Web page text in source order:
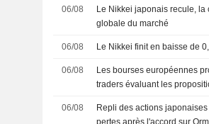
06/08
Le Nikkei japonais recule,
globale du marché
06/08 Le Nikkei finit en baisse de
06/08
Les bourses européennes
traders évaluant les
06/08
Repli des actions
pertes après l'accord sur